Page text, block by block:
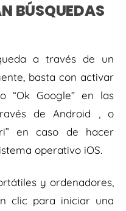
BÚSQUEDAS
a través de un
basta con activar
“Ok Google” en las
de Android , o
en caso de hacer
operativo iOS.
y ordenadores,
clic para iniciar una